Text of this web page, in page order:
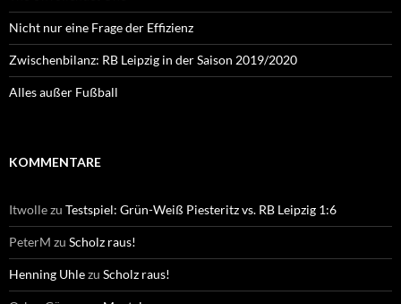
Nicht nur eine Frage der Effizienz
Zwischenbilanz: RB Leipzig in der Saison 2019/2020
Alles außer Fußball
KOMMENTARE
Itwollezu Testspiel: Grün-Weiß Piesteritz vs. RB Leipzig 1:6
PeterM zu Scholz raus!
Henning Uhlezu Scholz raus!